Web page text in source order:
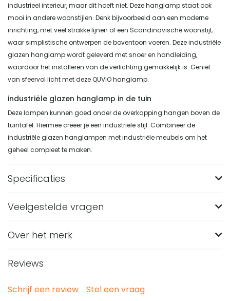
industrieel interieur, maar dit hoeft niet. Deze hanglamp staat ook
mooi in andere woonstijlen. Denk bijvoorbeeld aan een moderne
inrichting, met veel strakke lijnen of een Scandinavische woonstijl,
waar simplistische ontwerpen de boventoon voeren. Deze industriële
glazen hanglamp wordt geleverd met snoer en handleiding,
waardoor het installeren van de verlichting gemakkelijk is. Geniet
van sfeervol licht met deze QUVIO hanglamp.
industriële glazen hanglamp in de tuin
Deze lampen kunnen goed onder de overkapping hangen boven de
tuintafel. Hiermee creëer je een industriële stijl. Combineer de
industriële glazen hanglampen met industriële meubels om het
geheel compleet te maken.
Specificaties
Merk
Stijl
Vorm Rond
Veelgestelde vragen
Wat zijn de afmetingen van de QUVIO hanglamp
De kap van deze QUVIO hanglamp is 27 x 27 x 30 cm en
een diameter van 12 cm. De maximale snoerlengte is 100
hanglamp gemaakt?
Over het merk
Reviews
Schrijf een review Stel een vraag